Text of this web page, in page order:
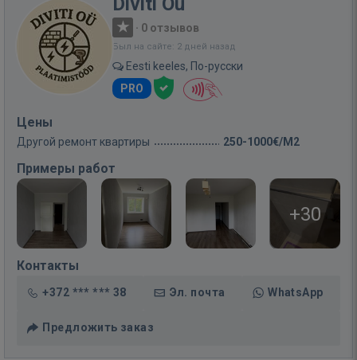
· 0 отзывов
Был на сайте: 2 дней назад
Eesti keeles, По-русски
PRO
Цены
Другой ремонт квартиры 250-1000€/M2
Примеры работ
+30
Контакты
+372 *** *** 38 Эл. почта WhatsApp
Предложить заказ